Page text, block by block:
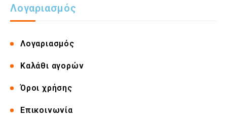
Λογαριασμός
Λογαριασμός
Καλάθι αγορών
Όροι χρήσης
Επικοινωνία